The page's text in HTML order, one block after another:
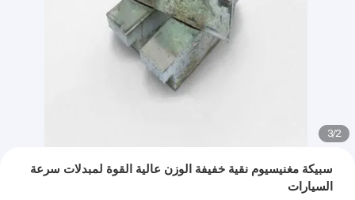
2
/
3
سبيكة مغنيسيوم نقية خفيفة الوزن عالية القوة لمبدلات سرعة
السيارات